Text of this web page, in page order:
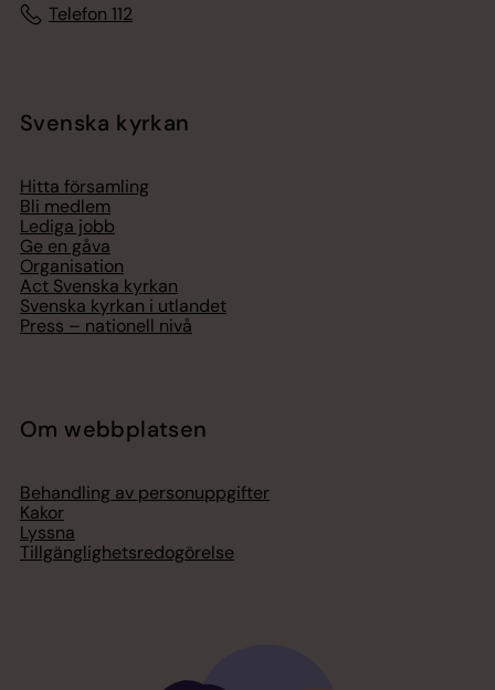
Telefon 112
Svenska kyrkan
Hitta församling
Bli medlem
Lediga jobb
Ge en gåva
Organisation
Act Svenska kyrkan
Svenska kyrkan i utlandet
Press – nationell nivå
Om webbplatsen
Behandling av personuppgifter
Kakor
Lyssna
Tillgänglighetsredogörelse